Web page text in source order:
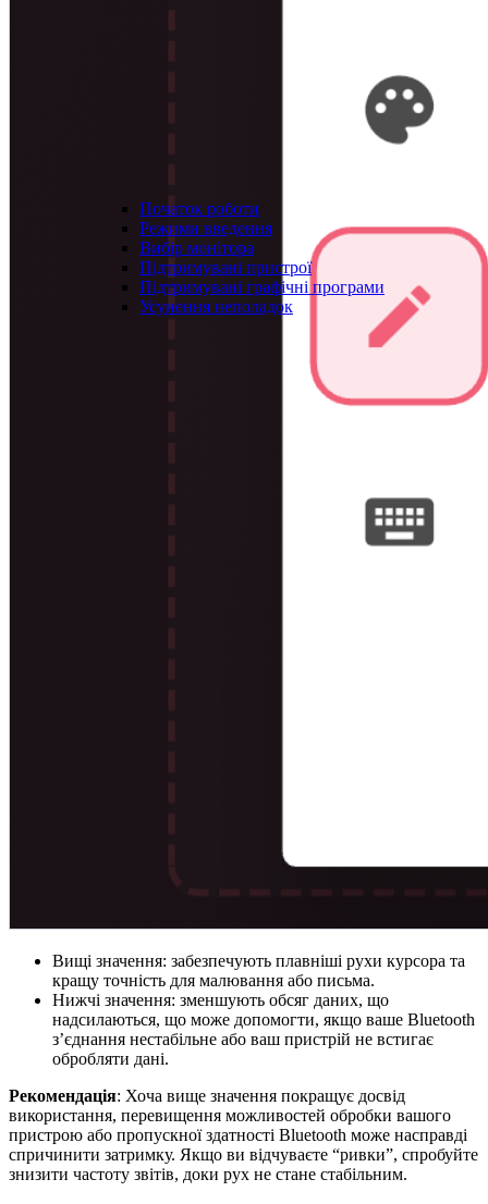
Початок роботи
Режими введення
Вибір монітора
Підтримувані пристрої
Підтримувані графічні програми
Усунення неполадок
Вищі значення: забезпечують плавніші рухи курсора та
кращу точність для малювання або письма.
Нижчі значення: зменшують обсяг даних, що
надсилаються, що може допомогти, якщо ваше Bluetooth
з’єднання нестабільне або ваш пристрій не встигає
обробляти дані.
Рекомендація: Хоча вище значення покращує досвід
використання, перевищення можливостей обробки вашого
пристрою або пропускної здатності Bluetooth може насправді
спричинити затримку. Якщо ви відчуваєте “ривки”, спробуйте
знизити частоту звітів, доки рух не стане стабільним.